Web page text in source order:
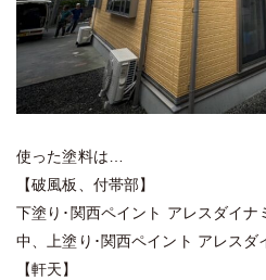
使った塗料は…
【破風板、付帯部】
下塗り･関西ペイント アレスダイナ
中、上塗り･関西ペイント アレスダ
【軒天】